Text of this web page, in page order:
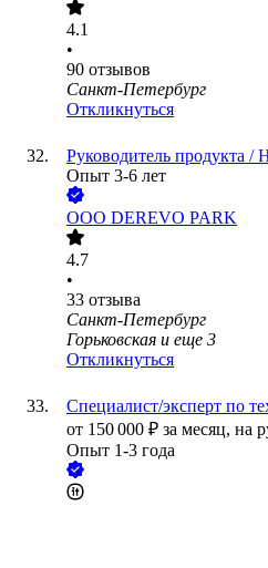
4.1
•
90 отзывов
Санкт-Петербург
Откликнуться
Руководитель продукта /
Опыт 3-6 лет
ООО DEREVO PARK
4.7
•
33 отзыва
Санкт-Петербург
Горьковская и еще 3
Откликнуться
Специалист/эксперт по
от 150 000 ₽ за месяц, на
Опыт 1-3 года